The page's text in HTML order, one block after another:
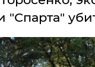
"Спарта"